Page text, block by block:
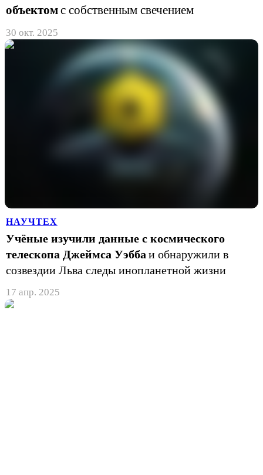
объектомс собственным свечением
30 окт. 2025
НАУЧТЕХ
Учёные изучили данные с космического
телескопа Джеймса Уэбба и обнаружили в
созвездии Льва следы инопланетной жизни
17 апр. 2025